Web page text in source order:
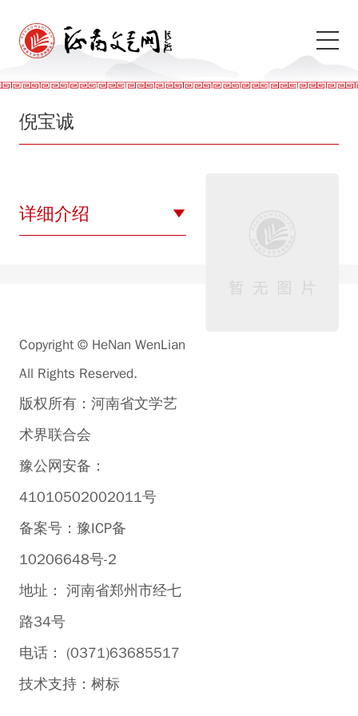
倪宝诚
详细介绍
Copyright © HeNan WenLian
All Rights Reserved.
版权所有：河南省文学艺
术界联合会
豫公网安备：
41010502002011号
备案号：豫ICP备
10206648号-2
地址： 河南省郑州市经七
路34号
电话： (0371)63685517
技术支持： 树标